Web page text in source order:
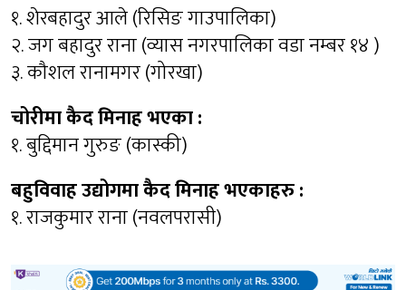
१. शेरबहादुर आले (रिसिङ गाउपालिका)
२. जग बहादुर राना (व्यास नगरपालिका वडा नम्बर १४ )
३. कौशल रानामगर (गोरखा)
चोरीमा कैद मिनाह भएका :
१. बुद्दिमान गुरुङ (कास्की)
बहुविवाह उद्योगमा कैद मिनाह भएकाहरु :
१. राजकुमार राना (नवलपरासी)